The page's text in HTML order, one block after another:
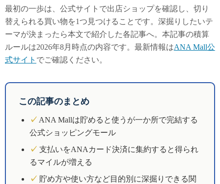
最初の一歩は、公式サイトで出店ショップを確認し、切り
替えられる買い物を1つ見つけることです。深掘りしたいテ
ーマが決まったら本文で紹介した各記事へ。本記事の積算
ルールは2026年8月時点の内容です。最新情報はANA Mall公
式サイト でご確認ください。
この記事のまとめ
✓ ANA Mallは貯めると使うが一か所で完結する
公式ショッピングモール
✓ 支払いをANAカード決済に集約すると得られ
るマイルが増える
✓ 貯め方や使い方など目的別に深掘りできる関